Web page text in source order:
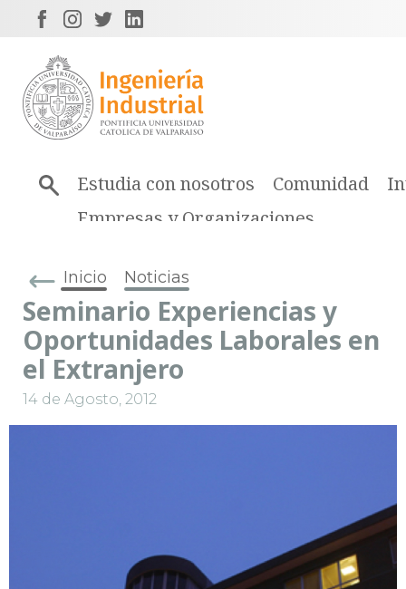
Estudia con nosotros Comunidad
Empresas y Organizaciones
Inicio Noticias
Seminario Experiencias y
Oportunidades Laborales en
el Extranjero
14 de Agosto, 2012